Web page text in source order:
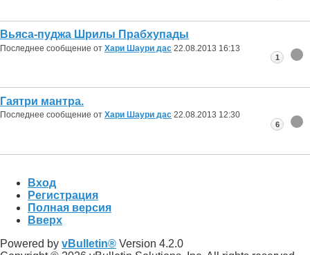
Вьяса-пуджа Шрилы Прабхупады
Последнее сообщение от Хари Шаури дас 22.08.2013 16:13
1
Гаятри мантра.
Последнее сообщение от Хари Шаури дас 22.08.2013 12:30
6
Вход
Регистрация
Полная версия
Вверх
Powered by vBulletin® Version 4.2.0